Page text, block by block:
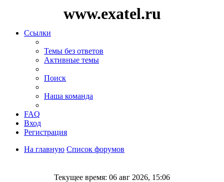
www.exatel.ru
Ссылки
Темы без ответов
Активные темы
Поиск
Наша команда
FAQ
Вход
Регистрация
На главную Список форумов
Текущее время: 06 авг 2026, 15:06